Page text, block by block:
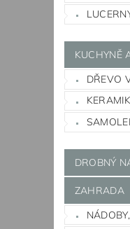
KUCHYNĚ
DŘEVO
DROBNÝ
ZAHRADA